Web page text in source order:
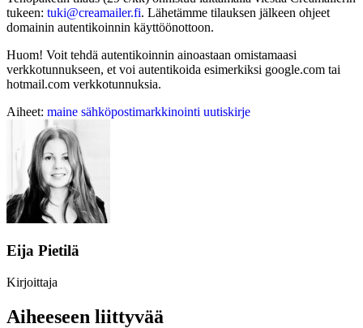
tukeen: tuki@creamailer.fi. Lähetämme tilauksen jälkeen ohjeet
domainin autentikoinnin käyttöönottoon.
Huom! Voit tehdä autentikoinnin ainoastaan omistamaasi
verkkotunnukseen, et voi autentikoida esimerkiksi google.com tai
hotmail.com verkkotunnuksia.
Aiheet: maine sähköpostimarkkinointi uutiskirje
Eija Pietilä
Kirjoittaja
Aiheeseen liittyvää